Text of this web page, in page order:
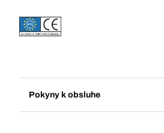
Pokyny k obsluhe